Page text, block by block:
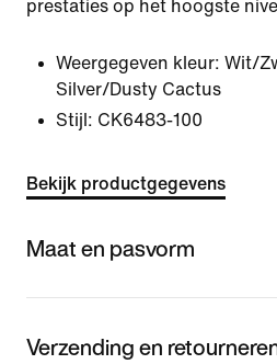
prestaties op het hoogste
Weergegeven kleur: Wit/
Silver/Dusty Cactus
Stijl: CK6483-100
Bekijk productgegevens
Maat en pasvorm
Verzending en